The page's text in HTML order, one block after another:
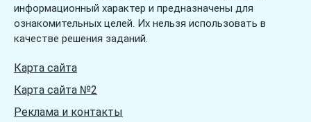
информационный характер и предназначены для
ознакомительных целей. Их нельзя использовать в
качестве решения заданий.
Карта сайта
Карта сайта №2
Реклама и контакты